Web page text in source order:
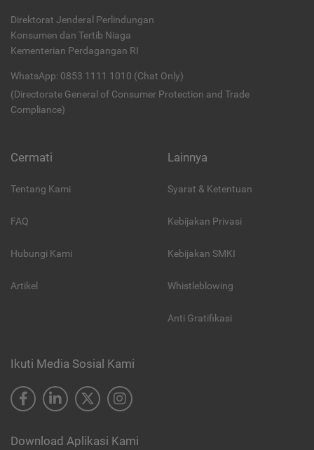
Direktorat Jenderal Perlindungan
Konsumen dan Tertib Niaga
Kementerian Perdagangan RI
WhatsApp: 0853 1111 1010 (Chat Only)
(Directorate General of Consumer Protection and Trade
Compliance)
Cermati
Tentang Kami
FAQ
Hubungi Kami
Artikel
Lainnya
Syarat & Ketentuan
Kebijakan Privasi
Kebijakan SMKI
Whistleblowing
Anti Gratifikasi
Ikuti Media Sosial Kami
Download Aplikasi Kami